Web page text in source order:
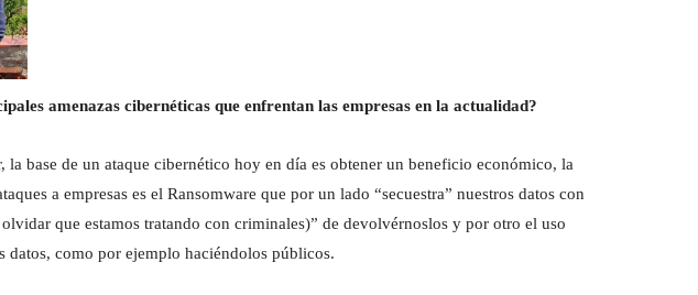
amenazas cibernéticas que enfrentan las empresas en la actualidad?
la base de un ataque cibernético hoy en día es obtener un beneficio económico, la
a empresas es el Ransomware que por un lado “secuestra” nuestros datos con
que estamos tratando con criminales)” de devolvérnoslos y por otro el uso
datos, como por ejemplo haciéndolos públicos.